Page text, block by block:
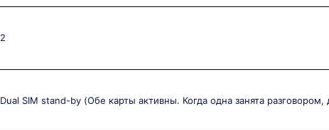
2
Dual SIM stand-by (Обе карты активны. Когда одна занята разговором,